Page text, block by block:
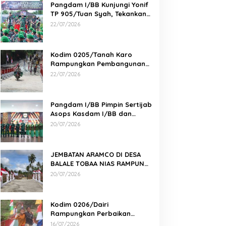
Pangdam I/BB Kunjungi Yonif
TP 905/Tuan Syah, Tekankan
Profesionalisme dan
22/07/2026
Kodim 0205/Tanah Karo
Rampungkan Pembangunan
Jembatan Beton di Desa
22/07/2026
Pangdam I/BB Pimpin Sertijab
Asops Kasdam I/BB dan
Danyonarmed 2/KS serta
20/07/2026
JEMBATAN ARAMCO DI DESA
BALALE TOBAA NIAS RAMPUNG,
AKSES WARGA SEMAKIN MUDAH
20/07/2026
Kodim 0206/Dairi
Rampungkan Perbaikan
Jembatan Gantung Perintis 2
16/07/2026